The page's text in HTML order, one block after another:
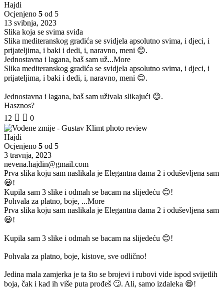
Hajdi
Ocjenjeno 5 od 5
13 svibnja, 2023
Slika koja se svima sviđa
Slika mediteranskog gradića se svidjela apsolutno svima, i djeci, i
prijateljima, i baki i dedi, i, naravno, meni 😊.
Jednostavna i lagana, baš sam už...More
Slika mediteranskog gradića se svidjela apsolutno svima, i djeci, i
prijateljima, i baki i dedi, i, naravno, meni 😊.
Jednostavna i lagana, baš sam uživala slikajući 😊.
Hasznos?
12
0
Hajdi
Ocjenjeno 5 od 5
3 travnja, 2023
nevena.hajdin@gmail.com
Prva slika koju sam naslikala je Elegantna dama 2 i oduševljena sam
😃!
Kupila sam 3 slike i odmah se bacam na slijedeću 😊!
Pohvala za platno, boje, ...More
Prva slika koju sam naslikala je Elegantna dama 2 i oduševljena sam
😃!
Kupila sam 3 slike i odmah se bacam na slijedeću 😊!
Pohvala za platno, boje, kistove, sve odlično!
Jedina mala zamjerka je ta što se brojevi i rubovi vide ispod svijetlih
boja, čak i kad ih više puta prođeš 🙄. Ali, samo izdaleka 😄!